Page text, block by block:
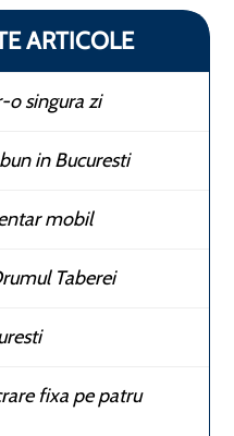
ARTICOLE
o singura zi
in Bucuresti
mobil
Taberei
fixa pe patru